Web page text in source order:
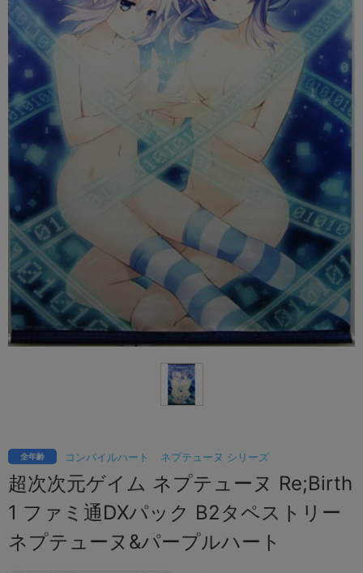
コンパイルハート ネプテューヌ シリーズ
全年齢
超次次元ゲイム ネプテューヌ Re;Birth
1 ファミ通DXパック B2タペストリー
ネプテューヌ&パープルハート